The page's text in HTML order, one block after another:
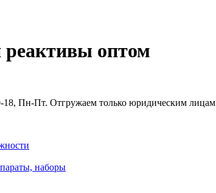
реактивы оптом
18, Пн-Пт. Отгружаем только юридическим лицам
наборы